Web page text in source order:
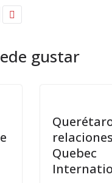
gustar
Quebec